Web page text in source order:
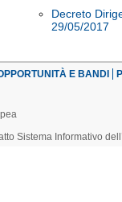
Decreto
29/05/2017
E BANDI
Sistema Informativo